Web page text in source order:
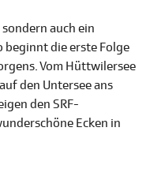
auch ein
die erste Folge
Vom Hüttwilersee
den Untersee ans
den SRF-
Ecken in